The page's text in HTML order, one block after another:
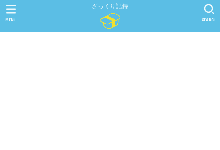
ざっくり記録
SEARCH
MENU